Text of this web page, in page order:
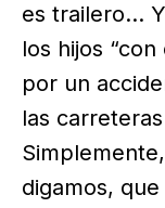
es trailero…
los hijos
por un
las
digamos,